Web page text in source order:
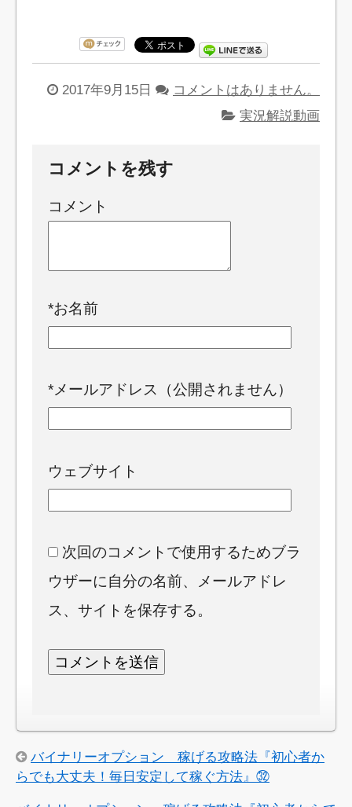
2017年9月15日
コメントはありません。
実況解説動画
コメントを残す
コメント
*お名前
*メールアドレス（公開されません）
ウェブサイト
次回のコメントで使用するためブラ
ウザーに自分の名前、メールアドレ
ス、サイトを保存する。
バイナリーオプション 稼げる攻略法『初心者か
らでも大丈夫！毎日安定して稼ぐ方法』㉜